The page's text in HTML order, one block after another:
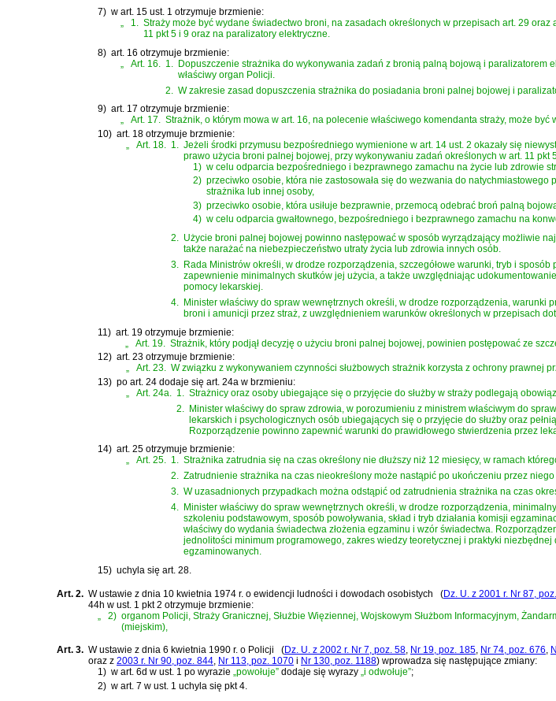
7) w art. 15 ust. 1 otrzymuje brzmienie:
„
1. Straży może być wydane świadectwo broni, na zasadach określonych w przepisach art. 29
11 pkt 5 i 9 oraz na paralizatory elektryczne.
8) art. 16 otrzymuje brzmienie:
Art. 16. 1.
Dopuszczenie strażnika do wykonywania zadań z bronią palną bojową i
właściwy organ Policji.
2.
W zakresie zasad dopuszczenia strażnika do posiadania broni palnej bojowej i
9) art. 17 otrzymuje brzmienie:
„
Art. 17. Strażnik, o którym mowa w art. 16, na polecenie właściwego komendanta straży, może
10) art. 18 otrzymuje brzmienie:
Art. 18. 1.
Jeżeli środki przymusu bezpośredniego wymienione w art. 14 ust. 2 okazały się
prawo użycia broni palnej bojowej, przy wykonywaniu zadań określonych w art. 11 pkt
1) w celu odparcia bezpośredniego i bezprawnego zamachu na życie lub zdrowie
2) przeciwko osobie, która nie zastosowała się do wezwania do
strażnika lub innej osoby,
3) przeciwko osobie, która usiłuje bezprawnie, przemocą odebrać broń palną
4) w celu odparcia gwałtownego, bezpośredniego i bezprawnego zamachu na
2. Użycie broni palnej bojowej powinno następować w sposób wyrządzający możliwie
także narażać na niebezpieczeństwo utraty życia lub zdrowia innych osób.
3. Rada Ministrów określi, w drodze rozporządzenia, szczegółowe warunki, tryb i
zapewnienie minimalnych skutków jej użycia, a także uwzględniając
pomocy lekarskiej.
4. Minister właściwy do spraw wewnętrznych określi, w drodze rozporządzenia,
broni i amunicji przez straż, z uwzględnieniem warunków określonych w przepisach
11) art. 19 otrzymuje brzmienie:
Art. 19. Strażnik, który podjął decyzję o użyciu broni palnej bojowej, powinien postępować ze
12) art. 23 otrzymuje brzmienie:
„
Art. 23. W związku z wykonywaniem czynności służbowych strażnik korzysta z ochrony prawnej
13) po art. 24 dodaje się art. 24a w brzmieniu:
„
Art. 24a. 1. Strażnicy oraz osoby ubiegające się o przyjęcie do służby w straży podlegają
2. Minister właściwy do spraw zdrowia, w porozumieniu z ministrem właściwym do
lekarskich i psychologicznych osób ubiegających się o przyjęcie do służby oraz
Rozporządzenie powinno zapewnić warunki do prawidłowego stwierdzenia przez
14) art. 25 otrzymuje brzmienie:
„
Art. 25. 1. Strażnika zatrudnia się na czas określony nie dłuższy niż 12 miesięcy, w ramach
2. Zatrudnienie strażnika na czas nieokreślony może nastąpić po ukończeniu przez
3. W uzasadnionych przypadkach można odstąpić od zatrudnienia strażnika na czas
4. Minister właściwy do spraw wewnętrznych określi, w drodze rozporządzenia,
szkoleniu podstawowym, sposób powoływania, skład i tryb działania komisji
właściwy do wydania świadectwa złożenia egzaminu i wzór świadectwa.
jednolitości minimum programowego, zakres wiedzy teoretycznej i praktyki
egzaminowanych.
15) uchyla się art. 28.
Art. 2. Wustawie z dnia 10 kwietnia 1974 r. o ewidencji ludności i dowodach osobistych (Dz. U. z 2001 r. Nr 87,
44h w ust. 1 pkt 2 otrzymuje brzmienie:
2) organom Policji, Straży Granicznej, Służbie Więziennej, Wojskowym Służbom Informacyjnym,
(miejskim),
Art. 3. Wustawie z dnia 6 kwietnia 1990 r. o Policji (Dz. U. z 2002 r. Nr 7, poz. 58, Nr 19, poz. 185, Nr 74, poz. 676,
oraz z 2003 r. Nr 90, poz. 844, Nr 113, poz. 1070 i Nr 130, poz. 1188) wprowadza się następujące zmiany:
1) w art. 6d w ust. 1 po wyrazie „powołuje” dodaje się wyrazy „i odwołuje”;
2) w art. 7 w ust. 1 uchyla się pkt 4.